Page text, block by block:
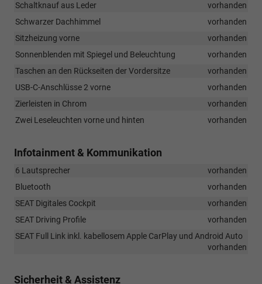
Schaltknauf aus Leder
vorhanden
Schwarzer Dachhimmel
vorhanden
Sitzheizung vorne
vorhanden
Sonnenblenden mit Spiegel und Beleuchtung
vorhanden
Taschen an den Rückseiten der Vordersitze
vorhanden
USB-C-Anschlüsse 2 vorne
vorhanden
Zierleisten in Chrom
vorhanden
Zwei Leseleuchten vorne und hinten
vorhanden
Infotainment & Kommunikation
6 Lautsprecher
vorhanden
Bluetooth
vorhanden
SEAT Digitales Cockpit
vorhanden
SEAT Driving Profile
vorhanden
SEAT Full Link inkl. kabellosem Apple CarPlay und Android Auto
vorhanden
Sicherheit & Assistenz